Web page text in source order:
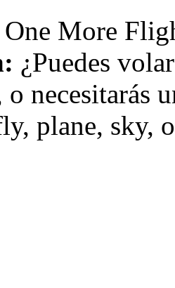
One More
¿Puedes
necesitarás
plane, sky,